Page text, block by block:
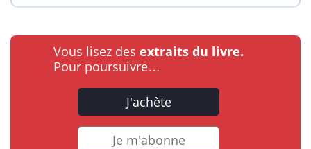
Vous lisez des extraits du livre.
Pour poursuivre…
J'achète
Je m'abonne